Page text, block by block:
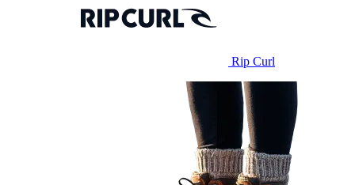
Rip Curl